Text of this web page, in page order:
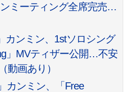
ミーティング全席完売…
カンミン、1stソロシング
」MVティザー公開…不安
動画あり）
カンミン、「Free